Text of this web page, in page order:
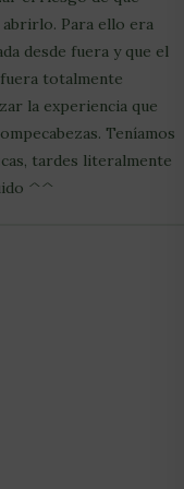
Para ello era
desde fuera y que el
totalmente
la experiencia que
Teníamos
tardes literalmente
^^